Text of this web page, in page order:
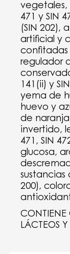
vegetales,
471 y SIN
(SIN 202),
artificial y
confitadas
regulador
141(ii) y
yema de
huevo y
de
invertido,
471, SIN
glucosa,
sustancias
200),
CONTIENE
LÁCTEOS